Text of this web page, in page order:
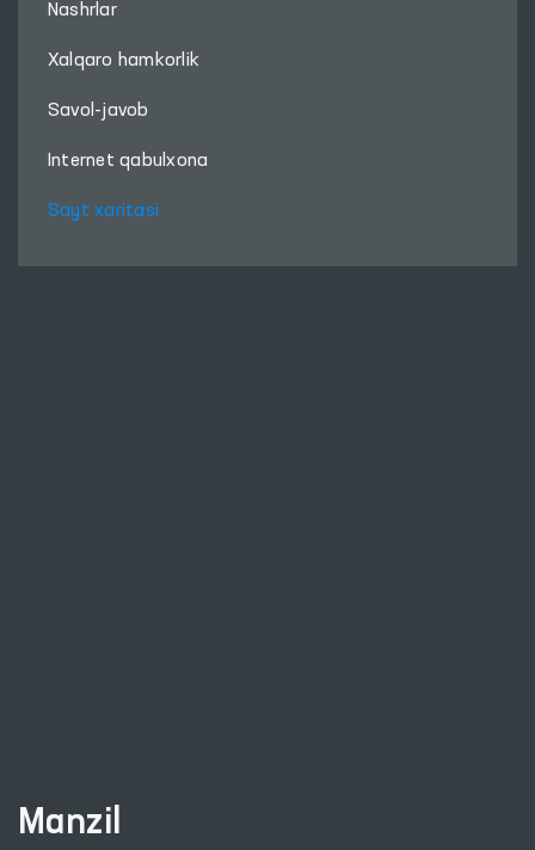
Nashrlar
Xalqaro hamkorlik
Savol-javob
Internet qabulxona
Sayt xaritasi
Manzil